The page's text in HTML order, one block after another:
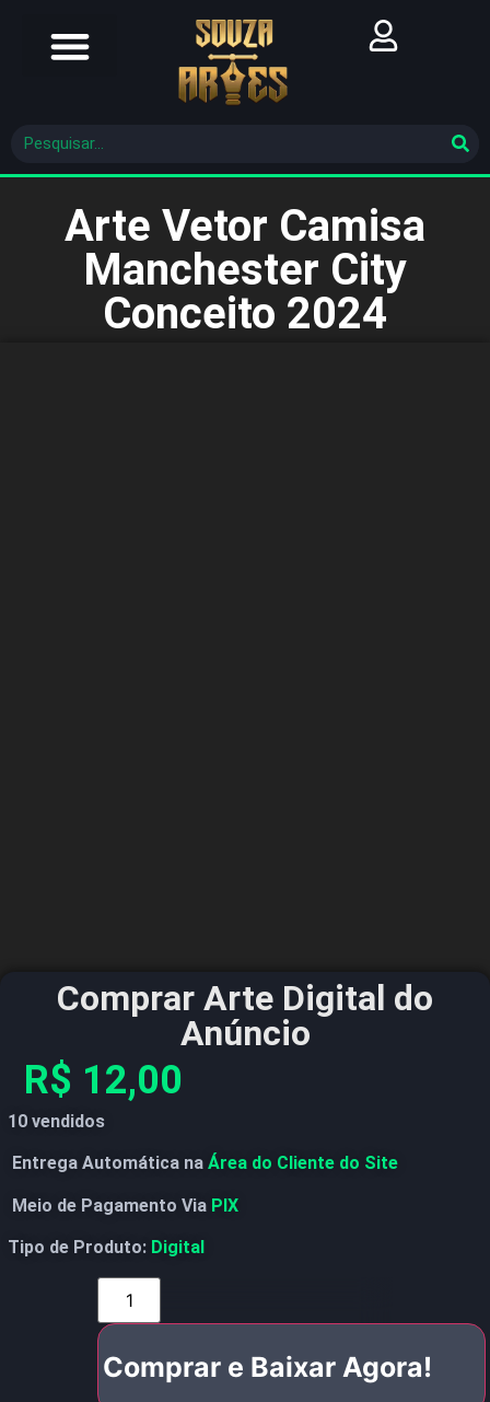
Arte Vetor Camisa
Manchester City
Conceito 2024
Comprar Arte Digital do
Anúncio
R$ 12,00
10 vendidos
Entrega Automática na Área do Cliente do Site
Meio de Pagamento Via PIX
Tipo de Produto: Digital
Comprar e Baixar Agora!